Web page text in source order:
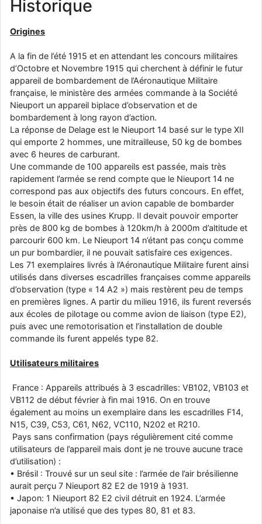
: Joyeux Noël à tous !
d9pouces: mais tu peux tenter l'un des rares lycées militaires
d9pouces
: C'est plutôt après le lycée, voire après une prépa
scientifique, tu as donc encore un peu de temps devant toi
yaellerigolow : bonjour a tous je suis un élève de première
passionnée par l'aviation militaire , pourrais je savoir que faire après
le lycée pour s'orienter et pouvoir devenir officier de l'armée de l'air?
d9pouces: lesquels, par exemple ?
mahmoud: bonsoir, très instructif ce site .mais nous aimerions avoir
les photo des anciens appareils de l'armée de l'air de la haute -volta
d9pouces: Ça me casse quand même bien les pieds, j’avoue
jericho : Pour moi tout est à nouveau OK dirait-on… Merci à toi.
d9pouces : En espérant n’avoir coupé les accessoires de personne
au passage !
d9pouces : j'ai trouvé un palliatif un peu violent, mais ça devrait aller
un peu mieux
d9pouces: cette fois, c'est le Brésil et Singapour qui mettent le site
par terre
jericho: Ah ben je peux te confirmer que j'étais resté dans le filtre…
d9pouces
: Désolé ! Mon filtrage a été un peu trop violent
manifestement
tout voir
Historique
Origines
A la fin de l’été 1915 et en attendant les concours militaires
d’Octobre et Novembre 1915 qui cherchent à définir le futur
appareil de bombardement de l’Aéronautique Militaire
française, le ministère des armées commande à la Société
Nieuport un appareil biplace d’observation et de
bombardement à long rayon d’action.
La réponse de Delage est le Nieuport 14 basé sur le type XII
qui emporte 2 hommes, une mitrailleuse, 50 kg de bombes
avec 6 heures de carburant.
Une commande de 100 appareils est passée, mais très
rapidement l’armée se rend compte que le Nieuport 14 ne
correspond pas aux objectifs des futurs concours. En effet,
le besoin était de réaliser un avion capable de bombarder
Essen, la ville des usines Krupp. Il devait pouvoir emporter
près de 800 kg de bombes à 120km/h à 2000m d’altitude et
parcourir 600 km. Le Nieuport 14 n’étant pas conçu comme
un pur bombardier, il ne pouvait satisfaire ces exigences.
Les 71 exemplaires livrés à l’Aéronautique Militaire furent ainsi
utilisés dans diverses escadrilles françaises comme appareils
d’observation (type « 14 A2 ») mais restèrent peu de temps
en premières lignes. A partir du milieu 1916, ils furent reversés
aux écoles de pilotage ou comme avion de liaison (type E2),
puis avec une remotorisation et l’installation de double
commande ils furent appelés type 82.
Utilisateurs militaires
France : Appareils attribués à 3 escadrilles: VB102, VB103 et
VB112 de début février à fin mai 1916. On en trouve
également au moins un exemplaire dans les escadrilles F14,
N15, C39, C53, C61, N62, VC110, N202 et R210.
Pays sans confirmation (pays régulièrement cité comme
utilisateurs de l’appareil mais dont je ne trouve aucune trace
d’utilisation) :
• Brésil : Trouvé sur un seul site : l’armée de l’air brésilienne
aurait perçu 7 Nieuport 82 E2 de 1919 à 1931.
• Japon: 1 Nieuport 82 E2 civil détruit en 1924. L’armée
japonaise n’a utilisé que des types 80, 81 et 83.